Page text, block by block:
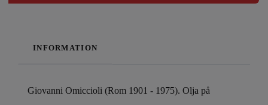
INFORMATION
Giovanni Omiccioli (Rom 1901 - 1975). Olja på